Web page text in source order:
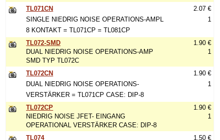
TL071CN
SINGLE NIEDRIG NOISE OPERATIONS-AMPL
8 KONTAKT = TL071CP = TL081CP
2.07 €
1
TL072-SMD
DUAL NIEDRIG NOISE OPERATIONS-AMP
SMD TYP TL072C
1.90 €
1
TL072CN
DUAL NIEDRIG NOISE OPERATIONS-
VERSTÄRKER = TL071CP CASE: DIP-8
1.90 €
1
TL072CP
NIEDRIG NOISE JFET- EINGANG
OPERATIONAL VERSTÄRKER CASE: DIP-8
1.90 €
1
TL074
1.50 €